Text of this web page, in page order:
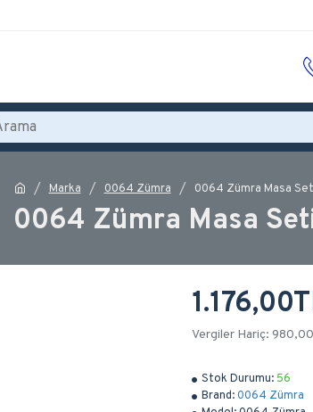
Marka 0064 Zümra 0064 Zümra Masa
0064 Zümra Masa
Stok Durumu: 56
Brand:0064 Zümra
Vergiler Hariç: